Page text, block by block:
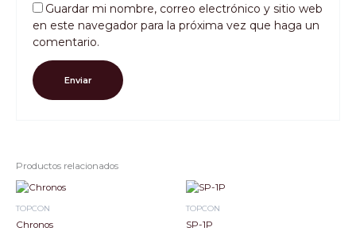
Guardar mi nombre, correo electrónico y sitio web
en este navegador para la próxima vez que haga un
comentario.
Productos relacionados
TOPCON
Chronos
TOPCON
SP-1P